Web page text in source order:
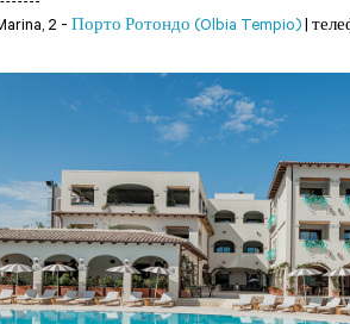
2 - Порто Ротондо (Olbia Tempio) |